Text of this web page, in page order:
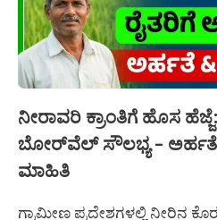
ನೀರಾವರಿ ಕ್ರಾಂತಿಗೆ ಹೊಸ
ಬೋರ್‌ವೆಲ್ ಸೌಲಭ್ಯ – ಅರ್ಹತೆ,
ಮಾಹಿತಿ
ಗ್ರಾಮೀಣ ಪ್ರದೇಶಗಳಲ್ಲಿ ನೀರಿನ